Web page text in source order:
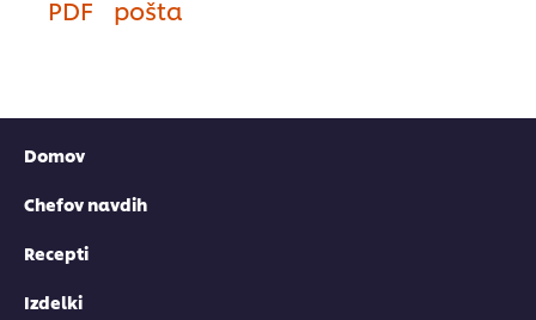
PDF
pošta
Domov
Chefov navdih
Recepti
Izdelki